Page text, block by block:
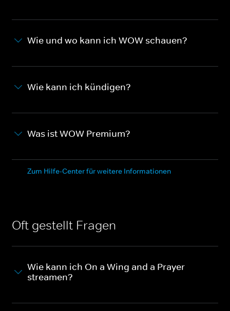
Wie und wo kann ich WOW schauen?
Wie kann ich kündigen?
Was ist WOW Premium?
Zum Hilfe-Center für weitere Informationen
Oft gestellt Fragen
Wie kann ich On a Wing and a Prayer
streamen?